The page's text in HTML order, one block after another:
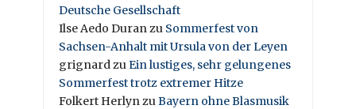
Deutsche Gesellschaft
Ilse Aedo Duranzu Sommerfest von
Sachsen-Anhalt mit Ursula von der Leyen
grignardzuEin lustiges, sehr gelungenes
Sommerfest trotz extremer Hitze
Folkert HerlynzuBayern ohne Blasmusik